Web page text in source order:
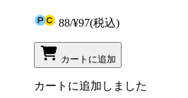
88/¥97(税込)
カートに追加
カートに追加しました